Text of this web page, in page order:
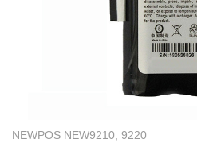
NEWPOS NEW9210, 9220